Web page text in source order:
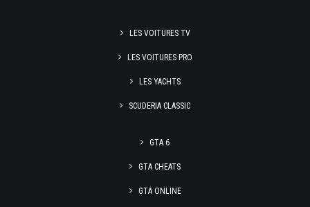
LES VOITURES TV
LES VOITURES PRO
LES YACHTS
SCUDERIA CLASSIC
GTA 6
GTA CHEATS
GTA ONLINE